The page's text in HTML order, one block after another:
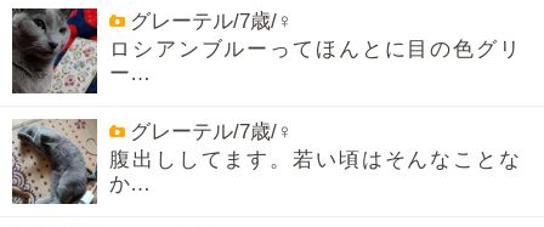
グレーテル/7歳/♀
ロシアンブルーってほんとに目の色グリ
ー…
グレーテル/7歳/♀
腹出ししてます。若い頃はそんなことな
か…